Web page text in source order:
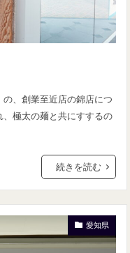
、創業至近店の錦店につ
極太の麺と共にすするの
続きを読む
愛知県